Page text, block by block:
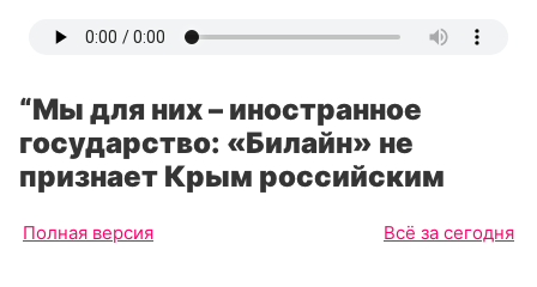
“Мы для них – иностранное
государство: «Билайн» не
признает Крым российским
Полная версия Всё за сегодня